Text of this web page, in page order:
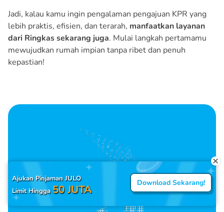
Jadi, kalau kamu ingin pengalaman pengajuan KPR yang
lebih praktis, efisien, dan terarah, manfaatkan layanan
dari Ringkas sekarang juga. Mulai langkah pertamamu
mewujudkan rumah impian tanpa ribet dan penuh
kepastian!
Ajukan Pinjaman JULO
Limit Hingga 50 JUTA Download Sekarang!